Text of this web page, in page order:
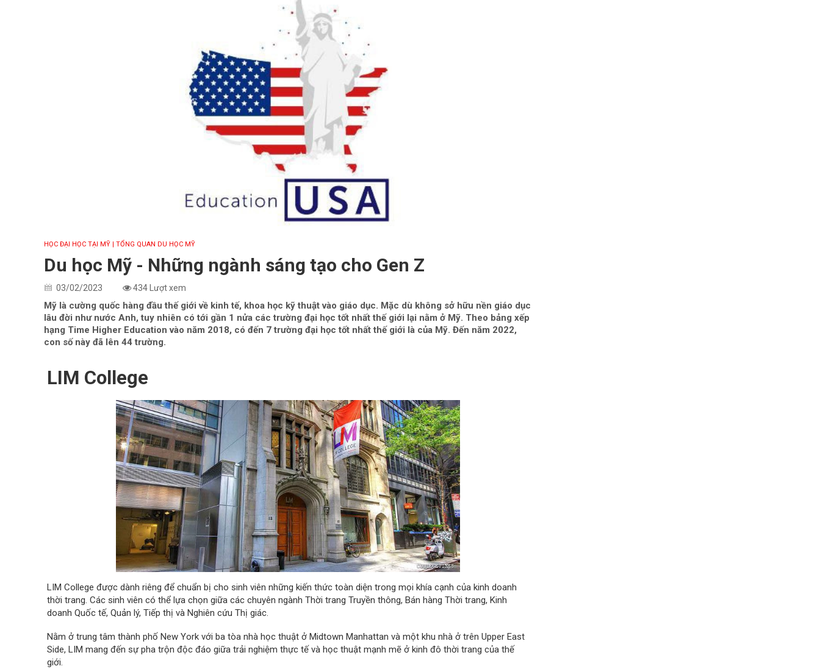
HỌC ĐẠI HỌC TẠI MỸ | TỔNG QUAN DU HỌC MỸ
Du học Mỹ - Những ngành sáng tạo cho Gen Z
03/02/2023 434 Lượt xem
Mỹ là cường quốc hàng đầu thế giới về kinh tế, khoa học kỹ thuật vào giáo dục. Mặc dù không sở hữu nền giáo dục
lâu đời như nước Anh, tuy nhiên có tới gần 1 nửa các trường đại học tốt nhất thế giới lại nằm ở Mỹ. Theo bảng xếp
hạng Time Higher Education vào năm 2018, có đến 7 trường đại học tốt nhất thế giới là của Mỹ. Đến năm 2022,
con số này đã lên 44 trường.
LIM College
LIM College được dành riêng để chuẩn bị cho sinh viên những kiến thức toàn diện trong mọi khía cạnh của kinh doanh
thời trang. Các sinh viên có thể lựa chọn giữa các chuyên ngành Thời trang Truyền thông, Bán hàng Thời trang, Kinh
doanh Quốc tế, Quản lý, Tiếp thị và Nghiên cứu Thị giác.
Nằm ở trung tâm thành phố New York với ba tòa nhà học thuật ở Midtown Manhattan và một khu nhà ở trên Upper East
Side, LIM mang đến sự pha trộn độc đáo giữa trải nghiệm thực tế và học thuật mạnh mẽ ở kinh đô thời trang của thế
giới.